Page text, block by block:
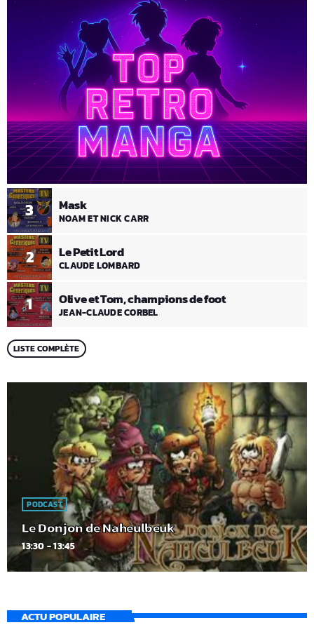
1 Olive et Tom, champions de foot
JEAN-CLAUDE CORBEL
2 Le Petit Lord
CLAUDE LOMBARD
3 Mask
NOAM ET NICK CARR
LISTE COMPLÈTE
PODCAST
Le Donjon de Naheulbeuk
13:30 - 13:45
ACTU POPULAIRE